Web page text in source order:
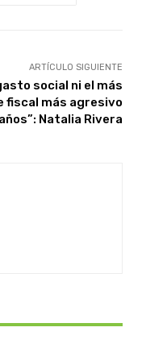
ARTÍCULO SIGUIENTE
social ni el más
fiscal más agresivo
Natalia Rivera